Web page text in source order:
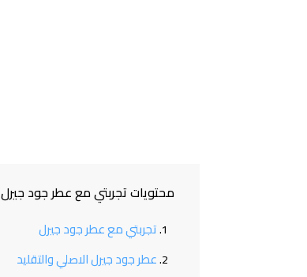
محتويات تجربتي مع عطر جود جيرل
تجربتي مع عطر جود جيرل
عطر جود جيرل الاصلي والتقليد